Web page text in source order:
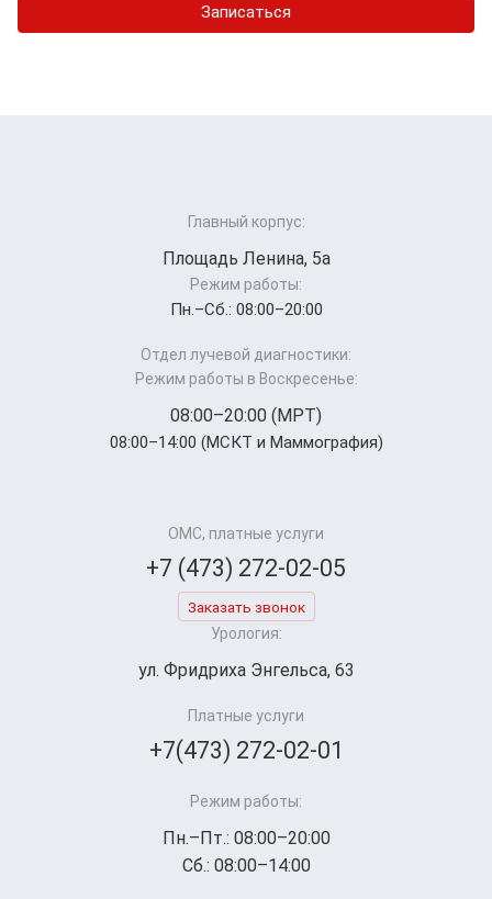
Записаться
Главный корпус:
Площадь Ленина, 5а
Режим работы:
Пн.–Cб.: 08:00–20:00
Отдел лучевой диагностики:
Режим работы в Воскресенье:
08:00–20:00 (МРТ)
08:00–14:00 (МСКТ и Маммография)
ОМС, платные услуги
+7 (473) 272-02-05
Заказать звонок
Урология:
ул. Фридриха Энгельса, 63
Платные услуги
+7(473) 272-02-01
Режим работы:
Пн.–Пт.: 08:00–20:00
Сб.: 08:00–14:00